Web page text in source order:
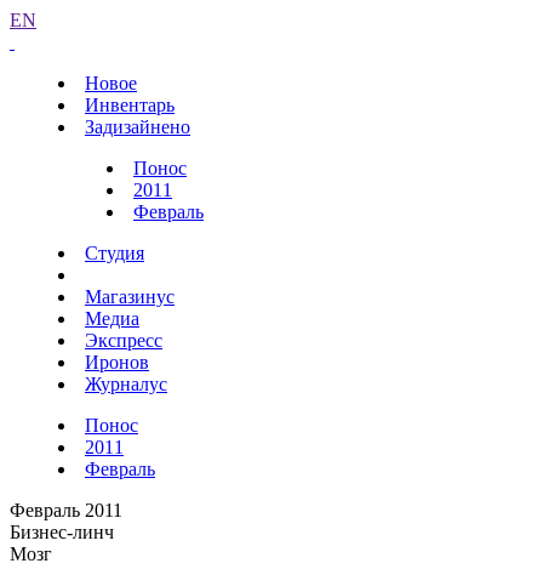
EN
Новое
Инвентарь
Задизайнено
Понос
2011
Февраль
Студия
Магазинус
Медиа
Экспресс
Иронов
Журналус
Понос
2011
Февраль
Февраль 2011
Бизнес-линч
Мозг